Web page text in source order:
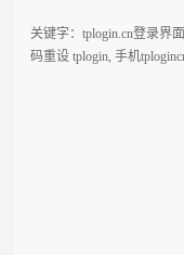
关键字：tplogin.cn登录界
码重设 tplogin,手机